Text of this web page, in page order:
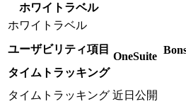
ホワイトラベル
ホワイトラベル
ユーザビリティ項目
OneSuite
タイムトラッキング
タイムトラッキング 近日公開